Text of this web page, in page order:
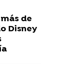
de
Disney